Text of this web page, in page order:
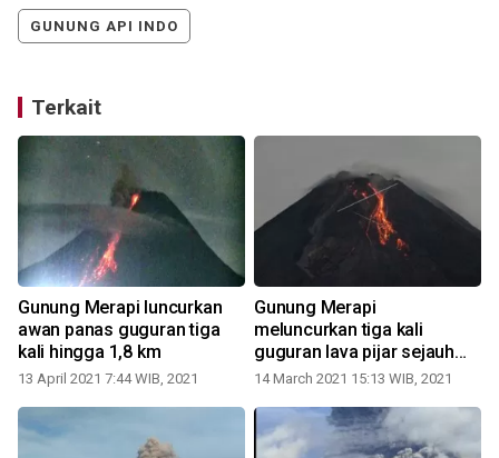
GUNUNG API INDO
Terkait
Gunung Merapi luncurkan
awan panas guguran tiga
kali hingga 1,8 km
13 April 2021 7:44 WIB, 2021
Gunung Merapi
meluncurkan tiga kali
guguran lava pijar sejauh
900 meter
14 March 2021 15:13 WIB, 2021